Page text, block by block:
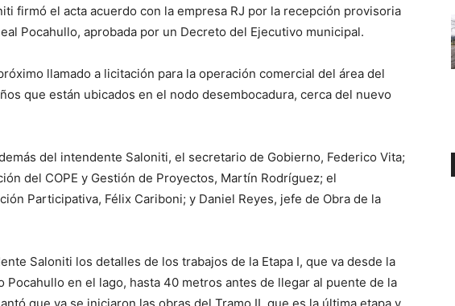
firmó el acta acuerdo con la empresa RJ por la recepción provisoria
Pocahullo, aprobada por un Decreto del Ejecutivo municipal.
llamado a licitación para la operación comercial del área del
que están ubicados en el nodo desembocadura, cerca del nuevo
del intendente Saloniti, el secretario de Gobierno, Federico Vita;
del COPE y Gestión de Proyectos, Martín Rodríguez; el
Participativa, Félix Cariboni; y Daniel Reyes, jefe de Obra de la
Saloniti los detalles de los trabajos de la Etapa I, que va desde la
Pocahullo en el lago, hasta 40 metros antes de llegar al puente de la